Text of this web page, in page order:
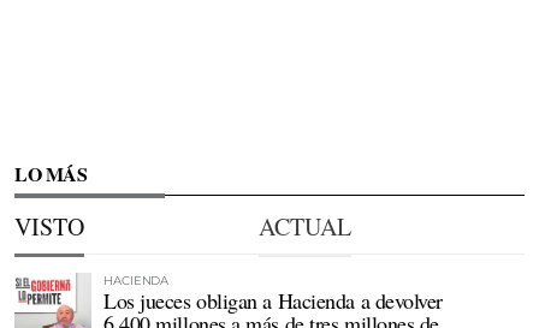
LO MÁS
VISTO ACTUAL
HACIENDA
Los jueces obligan a Hacienda a devolver